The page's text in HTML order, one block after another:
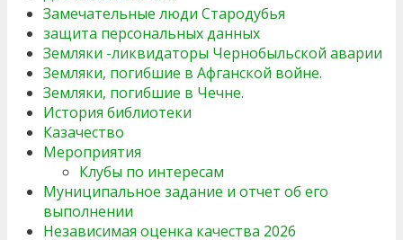
Замечательные люди Стародубья
защита персональных данных
Земляки -ликвидаторы Чернобыльской аварии
Земляки, погибшие в Афганской войне.
Земляки, погибшие в Чечне.
История библиотеки
Казачество
Мероприятия
Клубы по интересам
Муниципальное задание и отчет об его
выполнении
Независимая оценка качества 2026